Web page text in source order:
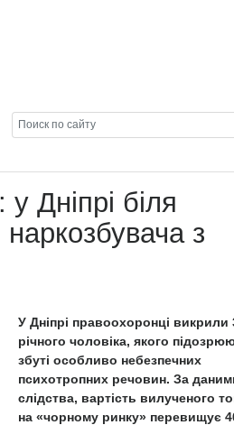
Дніпрі біля
з
У Дніпрі правоохоронці викрили
річного чоловіка, якого
збуті особливо небезпечних
психотропних речовин. За
слідства, вартість вилученого
на «чорному ринку» перевищує